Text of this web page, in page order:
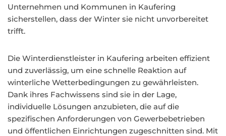
Unternehmen und Kommunen in Kaufering
sicherstellen, dass der Winter sie nicht unvorbereitet
trifft.
Die Winterdienstleister in Kaufering arbeiten effizient
und zuverlässig, um eine schnelle Reaktion auf
winterliche Wetterbedingungen zu gewährleisten.
Dank ihres Fachwissens sind sie in der Lage,
individuelle Lösungen anzubieten, die auf die
spezifischen Anforderungen von Gewerbebetrieben
und öffentlichen Einrichtungen zugeschnitten sind. Mit